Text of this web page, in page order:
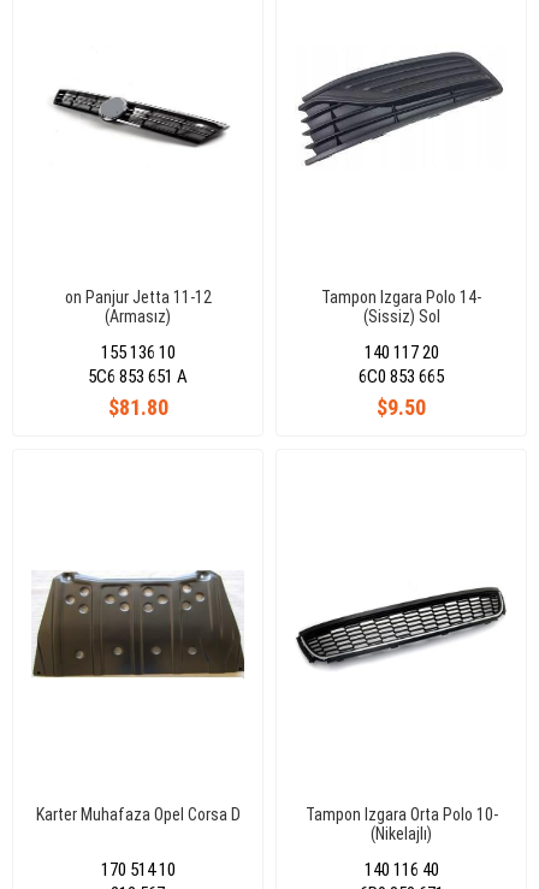
on Panjur Jetta 11-12
(Armasız)
155 136 10
$81.80
5C6 853 651 A
Tampon Izgara Polo 14-
(Sissiz) Sol
140 117 20
$9.50
6C0 853 665
Karter Muhafaza Opel Corsa D
170 514 10
Tampon Izgara Orta Polo 10-
(Nikelajlı)
140 116 40